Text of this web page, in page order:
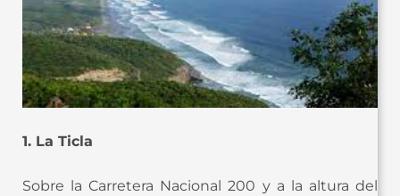
1. La Ticla
Sobre la Carretera Nacional 200 y a la altura del